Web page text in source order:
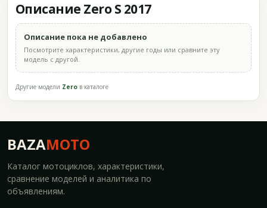
Описание Zero S 2017
Описание пока не добавлено
Посмотрите характеристики, другие годы или сравните эту
модель с другой.
Другие модели Zero в каталоге
BAZAMOTO
Каталог мотоциклов, характеристики,
сравнение моделей и аналитика по
объявлениям.